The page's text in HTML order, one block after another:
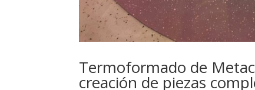
Termoformado de
creación de piezas